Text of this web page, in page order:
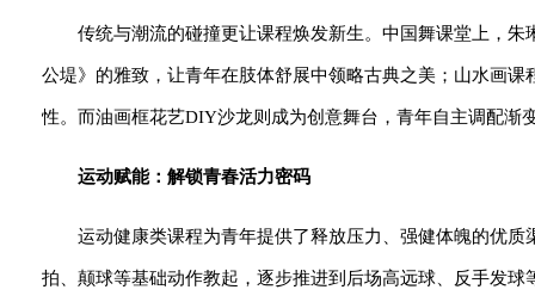
传统与潮流的碰撞更让课程焕发新生。中国舞课堂上，
公堤》的雅致，让青年在肢体舒展中领略古典之美；山水画
性。而油画框花艺DIY沙龙则成为创意舞台，青年自主调配
运动赋能：解锁青春活力密码
运动健康类课程为青年提供了释放压力、强健体魄的优
拍、颠球等基础动作教起，逐步推进到后场高远球、反手发